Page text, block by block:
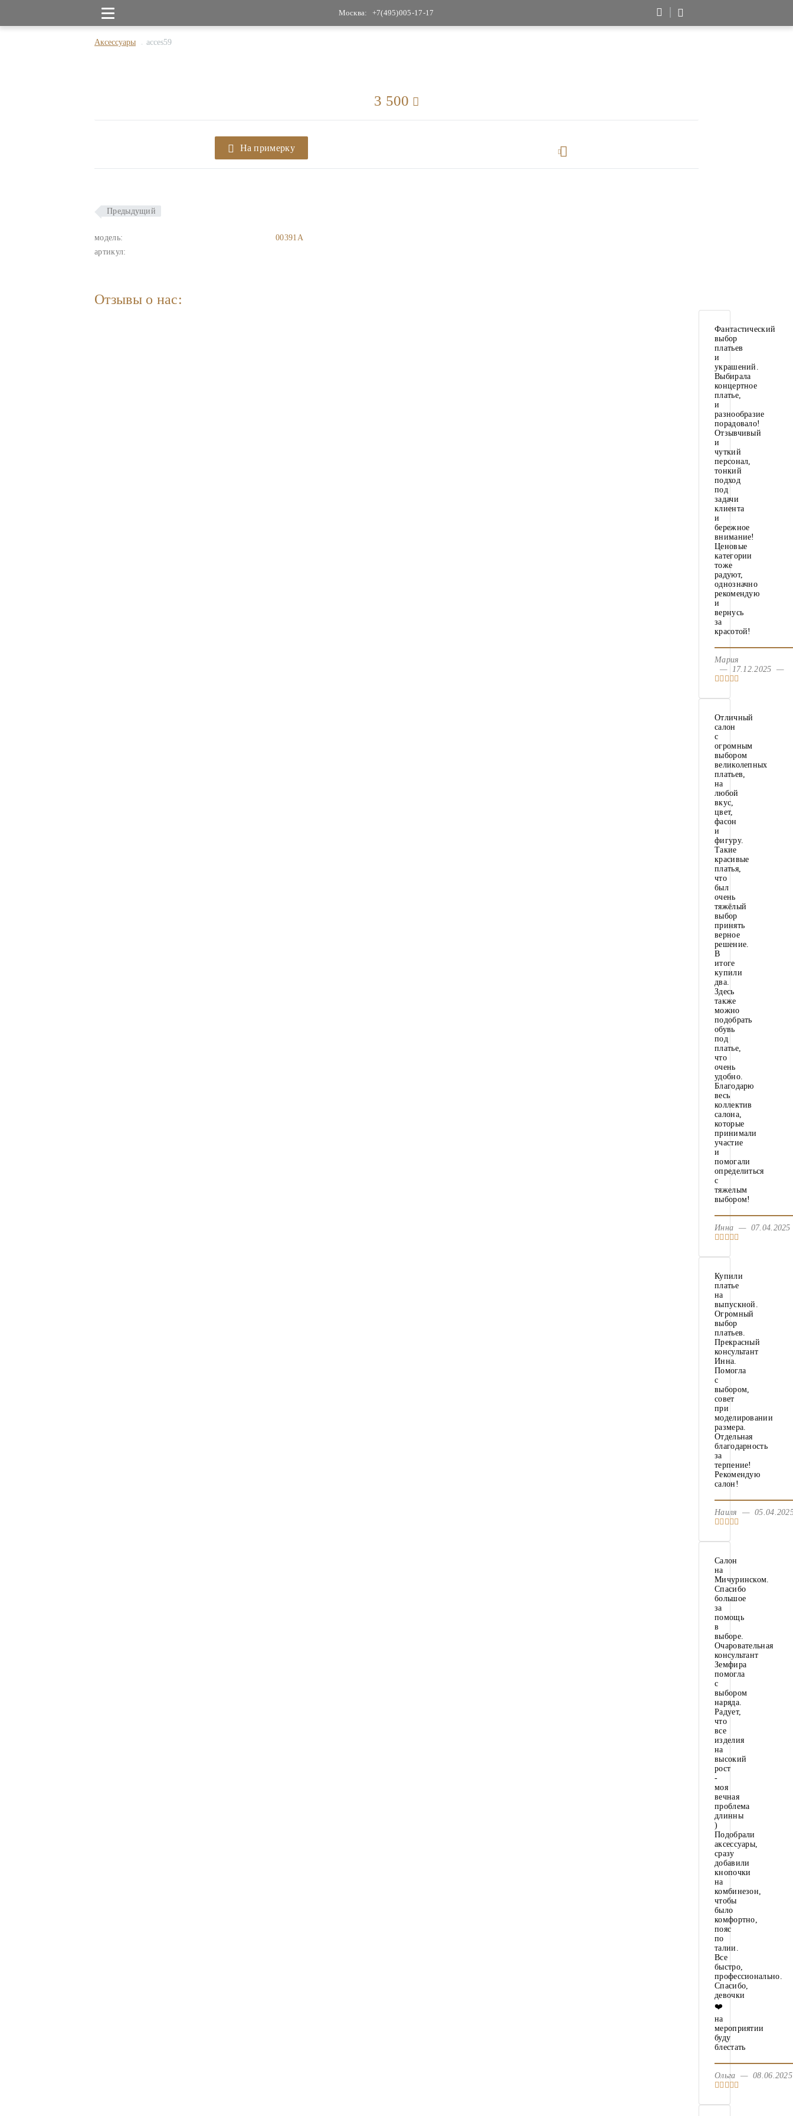
Москва: +7(495)005-17-17
Аксессуары acces59
3 500
На примерку
Предыдущий
модель:
00391A
артикул:
Отзывы о нас:
Фантастический
выбор
платьев
и
украшений.
Выбирала
концертное
платье,
и
разнообразие
порадовало!
Отзывчивый
и
чуткий
персонал,
тонкий
подход
под
задачи
клиента
и
бережное
внимание!
Ценовые
категории
тоже
радуют,
однозначно
рекомендую
и
вернусь
за
красотой!
Мария
— 17.12.2025 —
Отличный
салон
с
огромным
выбором
великолепных
платьев,
на
любой
вкус,
цвет,
фасон
и
фигуру.
Такие
красивые
платья,
что
был
очень
тяжёлый
выбор
принять
верное
решение.
В
итоге
купили
два.
Здесь
также
можно
подобрать
обувь
под
платье,
что
очень
удобно.
Благодарю
весь
коллектив
салона,
которые
принимали
участие
и
помогали
определиться
с
тяжелым
выбором!
Инна —
Купили
платье
на
выпускной.
Огромный
выбор
платьев.
Прекрасный
консультант
Инна.
Помогла
с
выбором,
совет
при
моделировании
размера.
Отдельная
благодарность
за
терпение!
Рекомендую
салон!
Наиля —
Салон
на
Мичуринском.
Спасибо
большое
за
помощь
в
выборе.
Очаровательная
консультант
Земфира
помогла
с
выбором
наряда.
Радует,
что
все
изделия
на
высокий
рост
-
моя
вечная
проблема
длинны
)
Подобрали
аксессуары,
сразу
добавили
кнопочки
на
комбинезон,
чтобы
было
комфортно,
пояс
по
талии.
Все
быстро,
профессионально.
Спасибо,
девочки
❤️
на
мероприятии
буду
блестать
Ольга —